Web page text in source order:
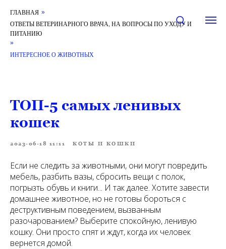
ГЛАВНАЯ »
ОТВЕТЫ ВЕТЕРИНАРНОГО ВРАЧА, НА ВОПРОСЫ ПО УХОДУ И
ПИТАНИЮ
»
ИНТЕРЕСНОЕ О ЖИВОТНЫХ
ТОП-5 самых ленивых
кошек
2023-06-18 11:11 КОТЫ И КОШКИ
Если не следить за животными, они могут повредить
мебель, разбить вазы, сбросить вещи с полок,
погрызть обувь и книги... И так далее. Хотите завести
домашнее животное, но не готовы бороться с
деструктивным поведением, вызванным
разочарованием? Выберите спокойную, ленивую
кошку. Они просто спят и ждут, когда их человек
вернется домой.